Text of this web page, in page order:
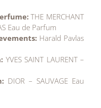
THE MERCHANT
Eau de Parfum
Harald Pavlas
YVES SAINT LAURENT –
DIOR – SAUVAGE Eau